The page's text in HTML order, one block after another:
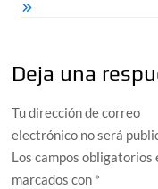
Deja una
Tu dirección de correo
electrónico no será
Los campos obligatorios
marcados con *